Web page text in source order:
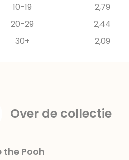
10-19
2,79
20-29
2,44
30+
2,09
Over de collectie
the Pooh